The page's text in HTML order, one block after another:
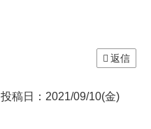
返信
投稿日：2021/09/10(金)